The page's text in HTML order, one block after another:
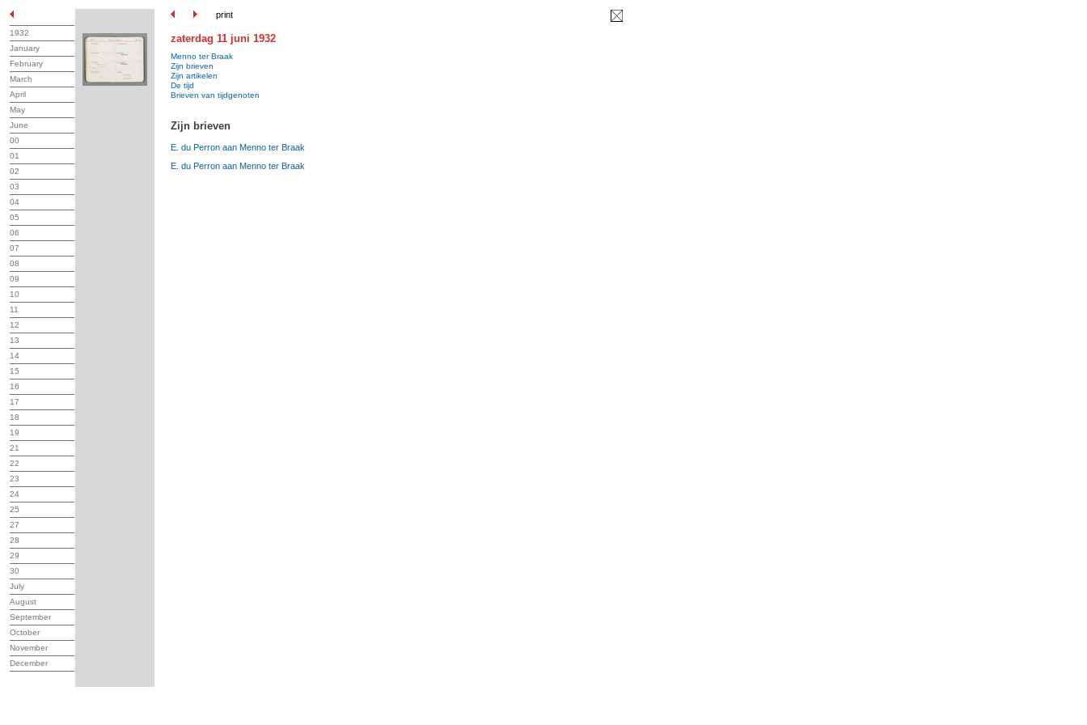
print
1932
January
February
March
April
May
June
00
01
02
03
04
05
06
07
08
09
10
11
12
13
14
15
16
17
18
19
21
22
23
24
25
27
28
29
30
July
August
September
October
November
December
zaterdag 11 juni 1932
Menno ter Braak
Zijn brieven
Zijn artikelen
De tijd
Brieven van tijdgenoten
Zijn brieven
E. du Perron aan Menno ter Braak
E. du Perron aan Menno ter Braak